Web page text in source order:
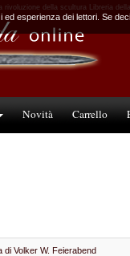
rivoluzione della scultura Libreria
Novità Carrello
di Volker W. Feierabend
esperienza dei lettori. Se